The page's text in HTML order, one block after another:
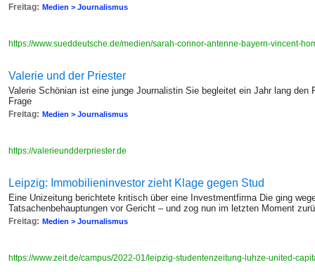
Freitag: Medien > Journalismus
https://www.sueddeutsche.de/medien/sarah-connor-antenne-bayern-vincent-
Valerie und der Priester
Valerie Schönian ist eine junge Journalistin Sie begleitet ein Jahr lang
Frage
Freitag: Medien > Journalismus
https://valerieundderpriester.de
Leipzig: Immobilieninvestor zieht Klage gegen Stud
Eine Unizeitung berichtete kritisch über eine Investmentfirma Die ging
Tatsachenbehauptungen vor Gericht – und zog nun im letzten Moment
Freitag: Medien > Journalismus
https://www.zeit.de/campus/2022-01/leipzig-studentenzeitung-luhze-united-